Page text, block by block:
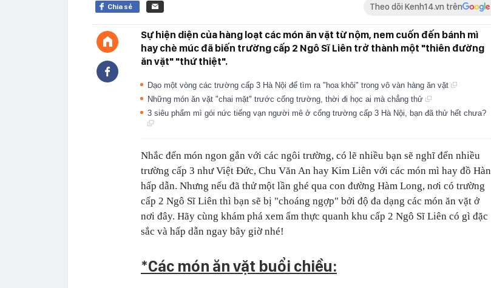
Chia sẻ Theo dõi Kenh14.vn trên
Sự hiện diện của hàng loạt các món ăn vặt từ nộm, nem cuốn đến bánh mì
hay chè múc đã biến trường cấp 2 Ngô Sĩ Liên trở thành một "thiên đường
ăn vặt" "thứ thiệt".
Dạo một vòng các trường cấp 3 Hà Nội để tìm ra "hoa khôi" trong vô vàn hàng ăn vặt
Những món ăn vặt "chai mặt" trước cổng trường, thời đi học ai mà chẳng thử
3 siêu phẩm mì gói nức tiếng vạn người mê ở cổng trường cấp 3 Hà Nội, bạn đã thử hết chưa?
Nhắc đến món ngon gắn với các ngôi trường, có lẽ nhiều bạn sẽ nghĩ đến nhiều
trường cấp 3 như Việt Đức, Chu Văn An hay Kim Liên với các món mì hay đồ Hàn
hấp dẫn. Nhưng nếu đã thử một lần ghé qua con đường Hàm Long, nơi có trường
cấp 2 Ngô Sĩ Liên thì bạn sẽ bị "choáng ngợp" bởi độ đa dạng các món ăn vặt ở
nơi đây. Hãy cùng khám phá xem ẩm thực quanh khu cấp 2 Ngô Sĩ Liên có gì đặc
sắc và hấp dẫn ngay bây giờ nhé!
*Các món ăn vặt buổi chiều: